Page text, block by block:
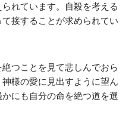
れています。自殺を考える
接することが求められてい
つことを見て悲しんでおら
様の愛に見出すように望ん
にも自分の命を絶つ道を選